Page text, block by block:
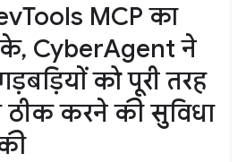
MCP का
CyberAgent ने
को पूरी तरह
करने की सुविधा